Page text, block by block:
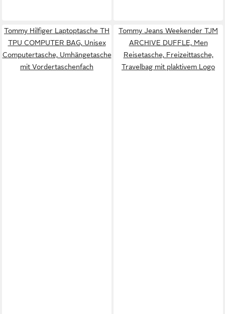
Tommy Hilfiger Laptoptasche TH
TPU COMPUTER BAG, Unisex
Computertasche, Umhängetasche
mit Vordertaschenfach
Tommy Jeans Weekender TJM
ARCHIVE DUFFLE, Men
Reisetasche, Freizeittasche,
Travelbag mit plaktivem Logo